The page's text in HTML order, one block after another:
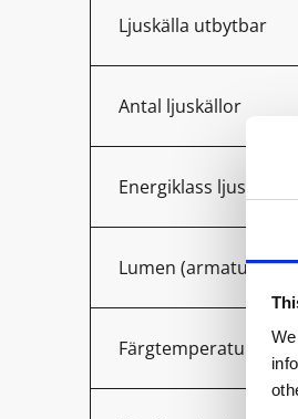
Ljuskälla utbytbar
Antal ljuskällor
Energiklass ljuskälla
Lumen (armatur)
Färgtemperatur (K)